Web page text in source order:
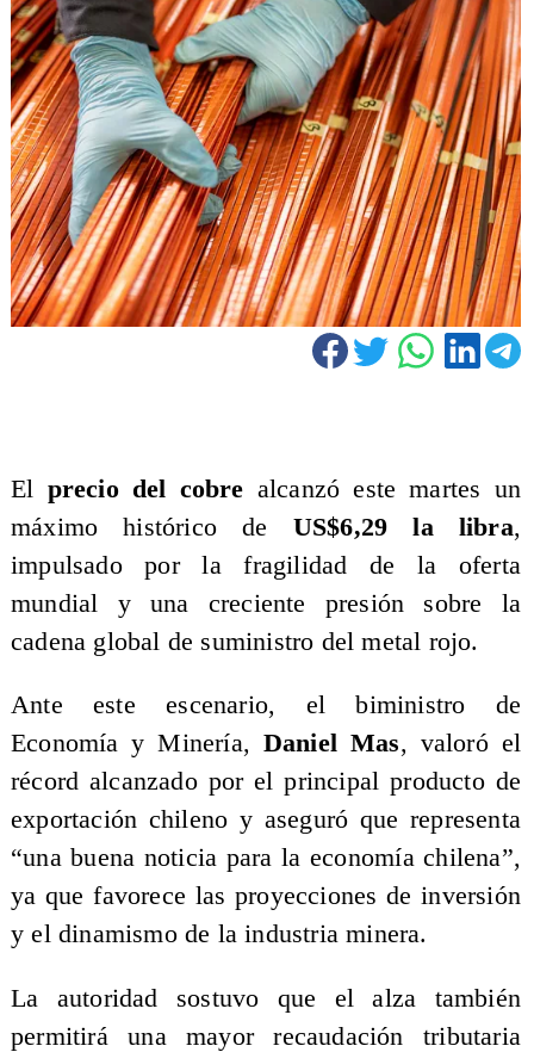
El precio del cobre alcanzó este martes un
máximo histórico de US$6,29 la libra,
impulsado por la fragilidad de la oferta
mundial y una creciente presión sobre la
cadena global de suministro del metal rojo.
Ante este escenario, el biministro de
Economía y Minería, Daniel Mas, valoró el
récord alcanzado por el principal producto de
exportación chileno y aseguró que representa
“una buena noticia para la economía chilena”,
ya que favorece las proyecciones de inversión
y el dinamismo de la industria minera.
La autoridad sostuvo que el alza también
permitirá una mayor recaudación tributaria